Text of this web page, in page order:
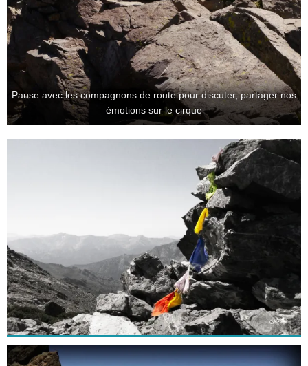
Pause avec les compagnons de route pour discuter, partager nos
émotions sur le cirque